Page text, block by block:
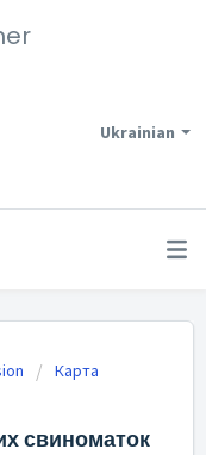
Ukrainian
Карта
свиноматок